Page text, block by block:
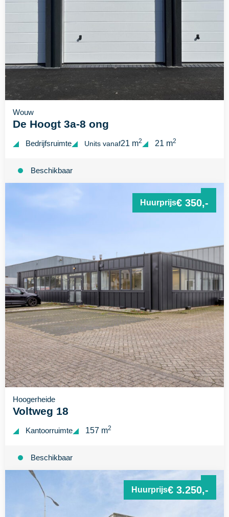
Wouw
De Hoogt 3a-8 ong
Bedrijfsruimte Units vanaf21 m2 21 m2
Beschikbaar
Huurprijs€ 350,-
Hoogerheide
Voltweg 18
Kantoorruimte 157 m2
Beschikbaar
Huurprijs€ 3.250,-